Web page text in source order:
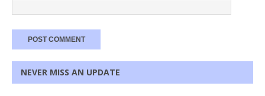
NEVER MISS AN UPDATE